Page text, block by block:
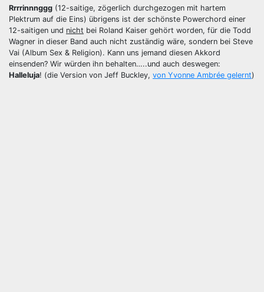
Rrrrinnnggg (12-saitige, zögerlich durchgezogen mit hartem
Plektrum auf die Eins) übrigens ist der schönste Powerchord einer
12-saitigen und nicht bei Roland Kaiser gehört worden, für die Todd
Wagner in dieser Band auch nicht zuständig wäre, sondern bei Steve
Vai (Album Sex & Religion). Kann uns jemand diesen Akkord
einsenden? Wir würden ihn behalten…..und auch deswegen:
Halleluja! (die Version von Jeff Buckley, von Yvonne Ambrée gelernt)